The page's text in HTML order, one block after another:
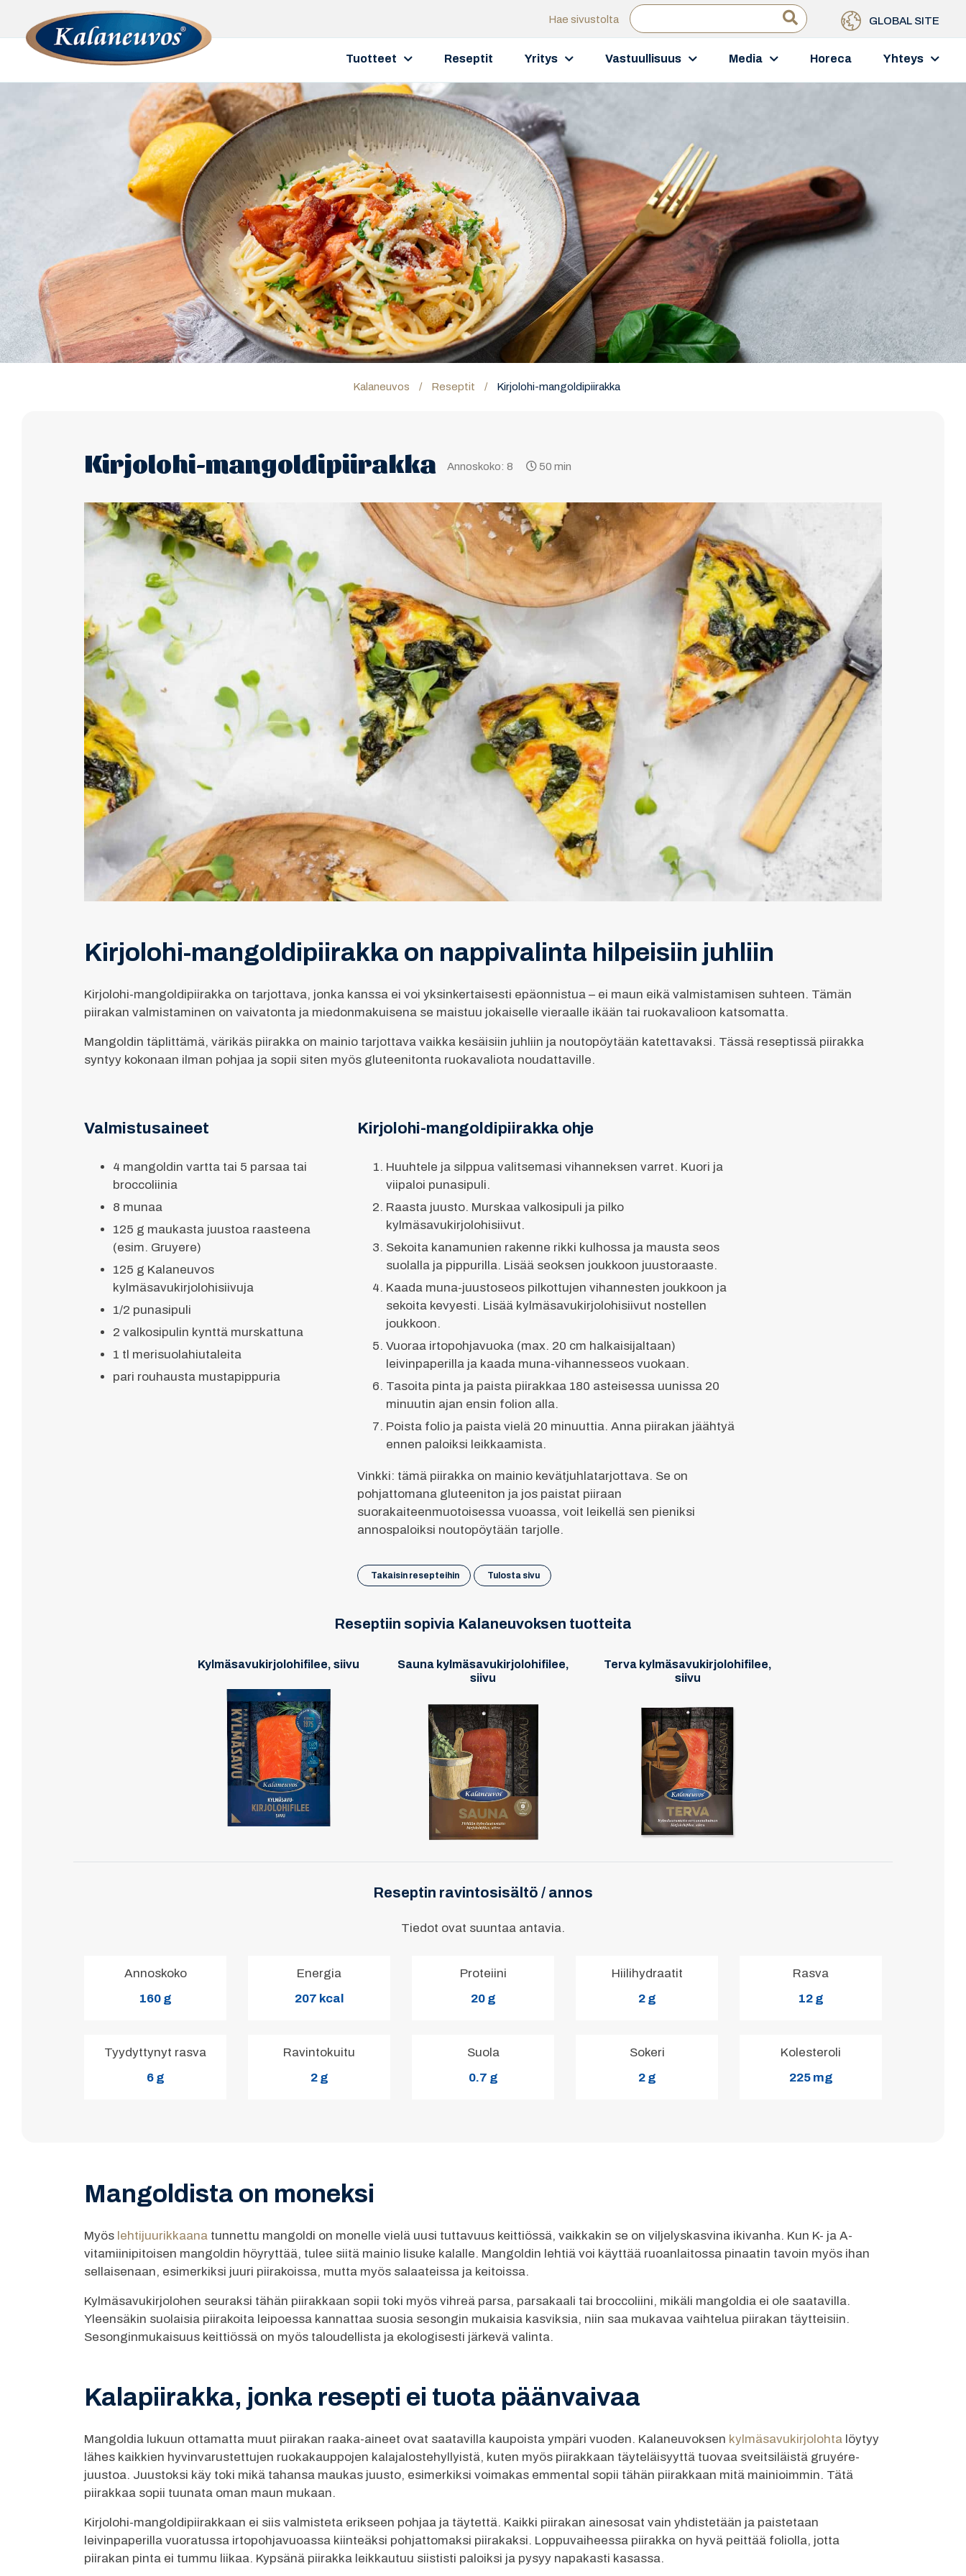
GLOBAL SITE
Hae sivustolta
Tuotteet Reseptit Yritys Vastuullisuus Media Horeca Yhteys
Kalaneuvos / Reseptit / Kirjolohi-mangoldipiirakka
Kirjolohi-mangoldipiirakka Annoskoko: 8 50 min
Kirjolohi-mangoldipiirakka on nappivalinta hilpeisiin juhliin
Kirjolohi-mangoldipiirakka on tarjottava, jonka kanssa ei voi yksinkertaisesti epäonnistua – ei maun eikä valmistamisen suhteen. Tämän
piirakan valmistaminen on vaivatonta ja miedonmakuisena se maistuu jokaiselle vieraalle ikään tai ruokavalioon katsomatta.
Mangoldin täplittämä, värikäs piirakka on mainio tarjottava vaikka kesäisiin juhliin ja noutopöytään katettavaksi. Tässä reseptissä piirakka
syntyy kokonaan ilman pohjaa ja sopii siten myös gluteenitonta ruokavaliota noudattaville.
Valmistusaineet
4 mangoldin vartta tai 5 parsaa tai
broccoliinia
8 munaa
125 g maukasta juustoa raasteena
(esim. Gruyere)
125 g Kalaneuvos
kylmäsavukirjolohisiivuja
1/2 punasipuli
2 valkosipulin kynttä murskattuna
1 tl merisuolahiutaleita
pari rouhausta mustapippuria
Kirjolohi-mangoldipiirakka ohje
Huuhtele ja silppua valitsemasi vihanneksen varret. Kuori ja
viipaloi punasipuli.
Raasta juusto. Murskaa valkosipuli ja pilko
kylmäsavukirjolohisiivut.
Sekoita kanamunien rakenne rikki kulhossa ja mausta seos
suolalla ja pippurilla. Lisää seoksen joukkoon juustoraaste.
Kaada muna-juustoseos pilkottujen vihannesten joukkoon ja
sekoita kevyesti. Lisää kylmäsavukirjolohisiivut nostellen
joukkoon.
Vuoraa irtopohjavuoka (max. 20 cm halkaisijaltaan)
leivinpaperilla ja kaada muna-vihannesseos vuokaan.
Tasoita pinta ja paista piirakkaa 180 asteisessa uunissa 20
minuutin ajan ensin folion alla.
Poista folio ja paista vielä 20 minuuttia. Anna piirakan jäähtyä
ennen paloiksi leikkaamista.
Vinkki: tämä piirakka on mainio kevätjuhlatarjottava. Se on
pohjattomana gluteeniton ja jos paistat piiraan
suorakaiteenmuotoisessa vuoassa, voit leikellä sen pieniksi
annospaloiksi noutopöytään tarjolle.
Takaisin resepteihin Tulosta sivu
Reseptiin sopivia Kalaneuvoksen tuotteita
Kylmäsavukirjolohifilee, siivu
Sauna kylmäsavukirjolohifilee,
siivu
Terva kylmäsavukirjolohifilee,
siivu
Reseptin ravintosisältö / annos
Tiedot ovat suuntaa antavia.
Annoskoko
160 g
Energia
207 kcal
Proteiini
20 g
Hiilihydraatit
2 g
Rasva
12 g
Tyydyttynyt rasva
6 g
Ravintokuitu
2 g
Suola
0.7 g
Sokeri
2 g
Kolesteroli
225 mg
Mangoldista on moneksi
Myös lehtijuurikkaana tunnettu mangoldi on monelle vielä uusi tuttavuus keittiössä, vaikkakin se on viljelyskasvina ikivanha. Kun K- ja A-
vitamiinipitoisen mangoldin höyryttää, tulee siitä mainio lisuke kalalle. Mangoldin lehtiä voi käyttää ruoanlaitossa pinaatin tavoin myös ihan
sellaisenaan, esimerkiksi juuri piirakoissa, mutta myös salaateissa ja keitoissa.
Kylmäsavukirjolohen seuraksi tähän piirakkaan sopii toki myös vihreä parsa, parsakaali tai broccoliini, mikäli mangoldia ei ole saatavilla.
Yleensäkin suolaisia piirakoita leipoessa kannattaa suosia sesongin mukaisia kasviksia, niin saa mukavaa vaihtelua piirakan täytteisiin.
Sesonginmukaisuus keittiössä on myös taloudellista ja ekologisesti järkevä valinta.
Kalapiirakka, jonka resepti ei tuota päänvaivaa
Mangoldia lukuun ottamatta muut piirakan raaka-aineet ovat saatavilla kaupoista ympäri vuoden. Kalaneuvoksen kylmäsavukirjolohta löytyy
lähes kaikkien hyvinvarustettujen ruokakauppojen kalajalostehyllyistä, kuten myös piirakkaan täyteläisyyttä tuovaa sveitsiläistä gruyére-
juustoa. Juustoksi käy toki mikä tahansa maukas juusto, esimerkiksi voimakas emmental sopii tähän piirakkaan mitä mainioimmin. Tätä
piirakkaa sopii tuunata oman maun mukaan.
Kirjolohi-mangoldipiirakkaan ei siis valmisteta erikseen pohjaa ja täytettä. Kaikki piirakan ainesosat vain yhdistetään ja paistetaan
leivinpaperilla vuoratussa irtopohjavuoassa kiinteäksi pohjattomaksi piirakaksi. Loppuvaiheessa piirakka on hyvä peittää foliolla, jotta
piirakan pinta ei tummu liikaa. Kypsänä piirakka leikkautuu siististi paloiksi ja pysyy napakasti kasassa.